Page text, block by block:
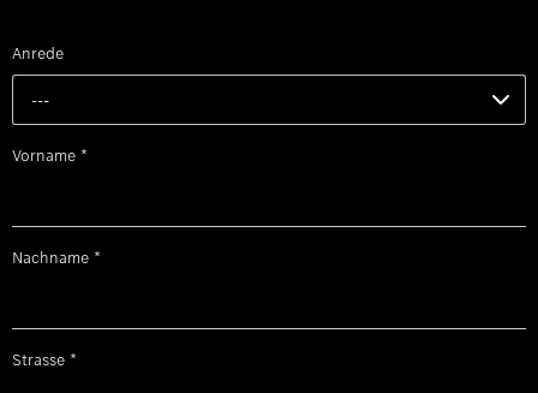
Anrede
---
Vorname *
Nachname *
Strasse *